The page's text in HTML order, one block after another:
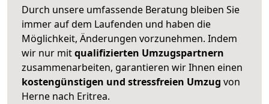
Durch unsere umfassende Beratung bleiben Sie
immer auf dem Laufenden und haben die
Möglichkeit, Änderungen vorzunehmen. Indem
wir nur mitqualifizierten Umzugspartnern
zusammenarbeiten, garantieren wir Ihnen einen
kostengünstigen und stressfreien Umzug von
Herne nach Eritrea.